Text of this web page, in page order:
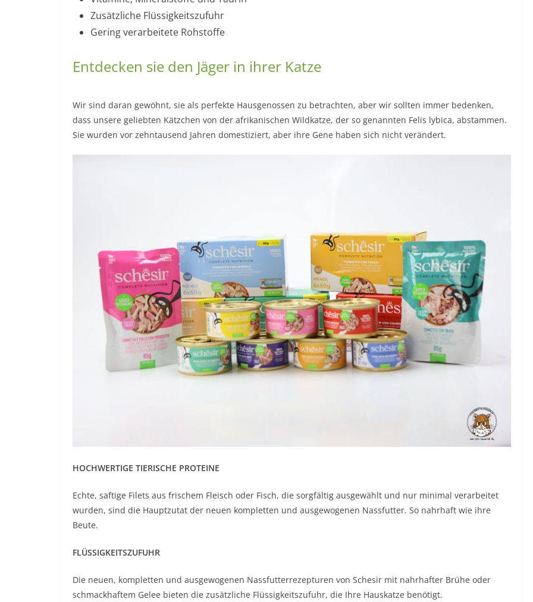
Zusätzliche Flüssigkeitszufuhr
Gering verarbeitete Rohstoffe
Entdecken sie den Jäger in ihrer Katze
Wir sind daran gewöhnt, sie als perfekte Hausgenossen zu betrachten, aber wir sollten immer bedenken,
dass unsere geliebten Kätzchen von der afrikanischen Wildkatze, der so genannten Felis lybica, abstammen.
Sie wurden vor zehntausend Jahren domestiziert, aber ihre Gene haben sich nicht verändert.
HOCHWERTIGE TIERISCHE PROTEINE
Echte, saftige Filets aus frischem Fleisch oder Fisch, die sorgfältig ausgewählt und nur minimal verarbeitet
wurden, sind die Hauptzutat der neuen kompletten und ausgewogenen Nassfutter. So nahrhaft wie ihre
Beute.
FLÜSSIGKEITSZUFUHR
Die neuen, kompletten und ausgewogenen Nassfutterrezepturen von Schesir mit nahrhafter Brühe oder
schmackhaftem Gelee bieten die zusätzliche Flüssigkeitszufuhr, die Ihre Hauskatze benötigt.